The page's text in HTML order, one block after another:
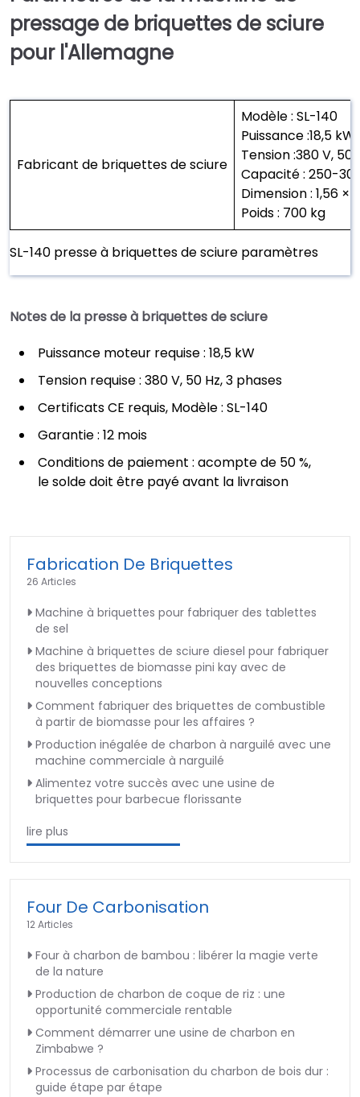
pressage de briquettes de sciure
pour l'Allemagne
Fabricant de briquettes de sciure
Modèle : SL-140
Puissance :18,5 kW
Tension :380 V, 50
Capacité : 250-
Dimension : 1,56 ×
Poids : 700 kg
SL-140 presse à briquettes de sciure paramètres
Notes de la presse à briquettes de sciure
Puissance moteur requise : 18,5 kW
Tension requise : 380 V, 50 Hz, 3 phases
Certificats CE requis, Modèle : SL-140
Garantie : 12 mois
Conditions de paiement : acompte de 50 %,
le solde doit être payé avant la livraison
Fabrication De Briquettes
26 Articles
Machine à briquettes pour fabriquer des tablettes
de sel
Machine à briquettes de sciure diesel pour fabriquer
des briquettes de biomasse pini kay avec de
nouvelles conceptions
Comment fabriquer des briquettes de combustible
à partir de biomasse pour les affaires ?
Production inégalée de charbon à narguilé avec une
machine commerciale à narguilé
Alimentez votre succès avec une usine de
briquettes pour barbecue florissante
lire plus
Four De Carbonisation
12 Articles
Four à charbon de bambou : libérer la magie verte
de la nature
Production de charbon de coque de riz : une
opportunité commerciale rentable
Comment démarrer une usine de charbon en
Zimbabwe ?
Processus de carbonisation du charbon de bois dur :
guide étape par étape